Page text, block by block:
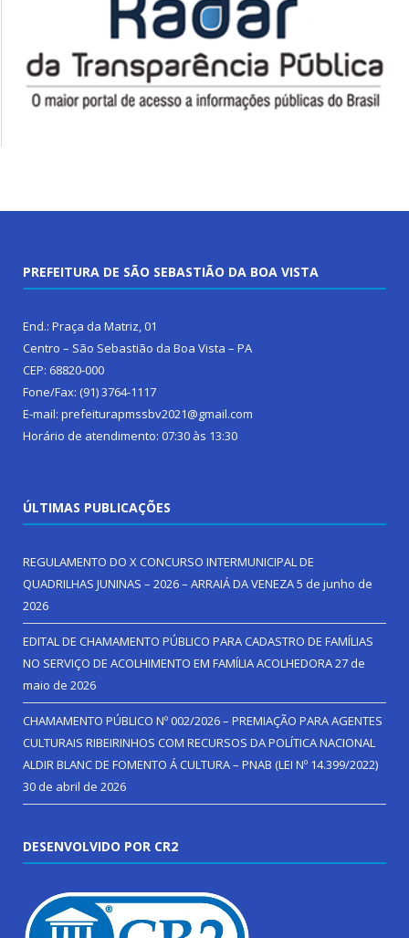
PREFEITURA DE SÃO SEBASTIÃO DA BOA VISTA
End.: Praça da Matriz, 01
Centro – São Sebastião da Boa Vista – PA
CEP: 68820-000
Fone/Fax: (91) 3764-1117
E-mail: prefeiturapmssbv2021@gmail.com
Horário de atendimento: 07:30 às 13:30
ÚLTIMAS PUBLICAÇÕES
REGULAMENTO DO X CONCURSO INTERMUNICIPAL DE
QUADRILHAS JUNINAS – 2026 – ARRAIÁ DA VENEZA5 de junho de
2026
EDITAL DE CHAMAMENTO PÚBLICO PARA CADASTRO DE FAMÍLIAS
NO SERVIÇO DE ACOLHIMENTO EM FAMÍLIA ACOLHEDORA27 de
maio de 2026
CHAMAMENTO PÚBLICO Nº 002/2026 – PREMIAÇÃO PARA AGENTES
CULTURAIS RIBEIRINHOS COM RECURSOS DA POLÍTICA NACIONAL
ALDIR BLANC DE FOMENTO Á CULTURA – PNAB (LEI Nº 14.399/2022)
30 de abril de 2026
DESENVOLVIDO POR CR2